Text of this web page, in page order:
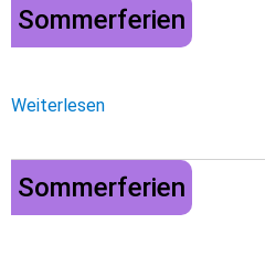
Sommerferien
Weiterlesen
Sommerferien